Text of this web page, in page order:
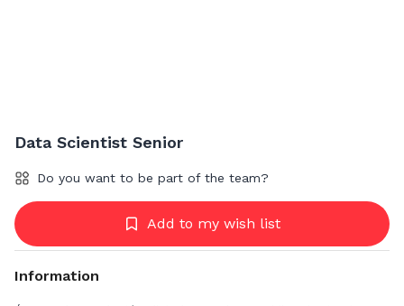
Data Scientist Senior
Do you want to be part of the team?
Add to my wish list
Information